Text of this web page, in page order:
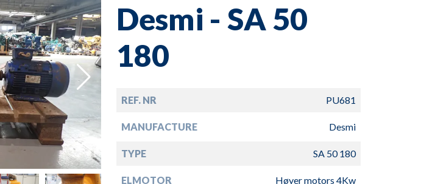
Desmi - SA 50
180
REF. NR PU681
MANUFACTURE Desmi
TYPE SA 50 180
ELMOTOR Høyer motors 4Kw